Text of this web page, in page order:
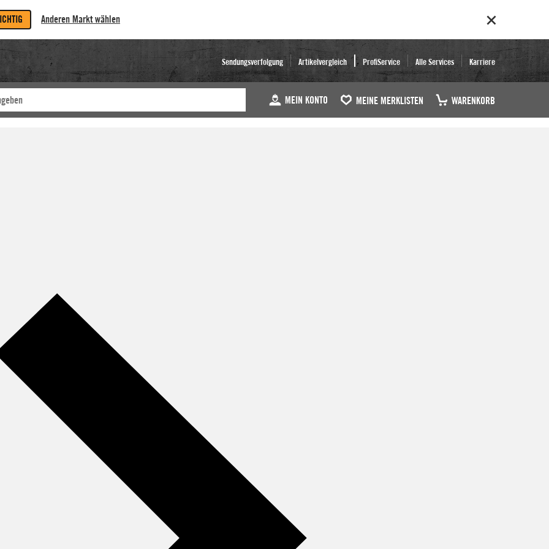
Anderen Markt wählen
Sendungsverfolgung Artikelvergleich ProfiService Alle Services Karriere
MEIN KONTO MEINE MERKLISTEN WARENKORB